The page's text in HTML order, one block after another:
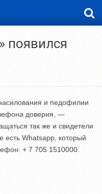
появился
и педофилии
доверия, —
так же и свидетели
есть Whatsapp, который
+ 7 705 1510000.